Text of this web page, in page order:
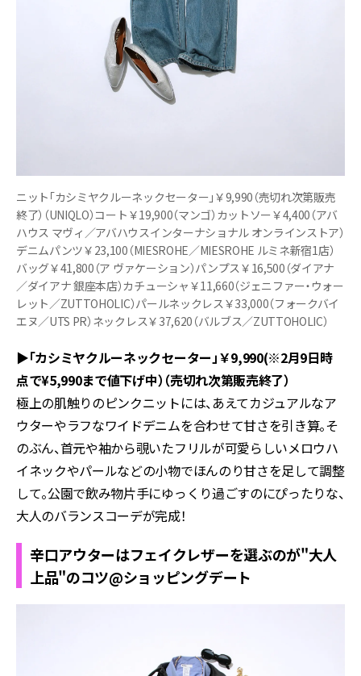
ニット「カシミヤクルーネックセーター」￥9,990（売切れ次第販売
終了）（UNIQLO）コート￥19,900（マンゴ）カットソー￥4,400（アバ
ハウス マヴィ／アバハウスインターナショナル オンラインストア）
デニムパンツ￥23,100（MIESROHE／MIESROHE ルミネ新宿1店）
バッグ￥41,800（ア ヴァケーション）パンプス￥16,500（ダイアナ
／ダイアナ 銀座本店）カチューシャ￥11,660（ジェニファー・ウォー
レット／ZUTTOHOLIC）パールネックレス￥33,000（フォークバイ
エヌ／UTS PR）ネックレス￥37,620（バルブス／ZUTTOHOLIC）
▶「カシミヤクルーネックセーター」￥9,990(※2月9日時
点で¥5,990まで値下げ中）（売切れ次第販売終了）
極上の肌触りのピンクニットには、あえてカジュアルなア
ウターやラフなワイドデニムを合わせて甘さを引き算。そ
のぶん、首元や袖から覗いたフリルが可愛らしいメロウハ
イネックやパールなどの小物でほんのり甘さを足して調整
して。公園で飲み物片手にゆっくり過ごすのにぴったりな、
大人のバランスコーデが完成！
辛口アウターはフェイクレザーを選ぶのが"大人
上品"のコツ@ショッピングデート